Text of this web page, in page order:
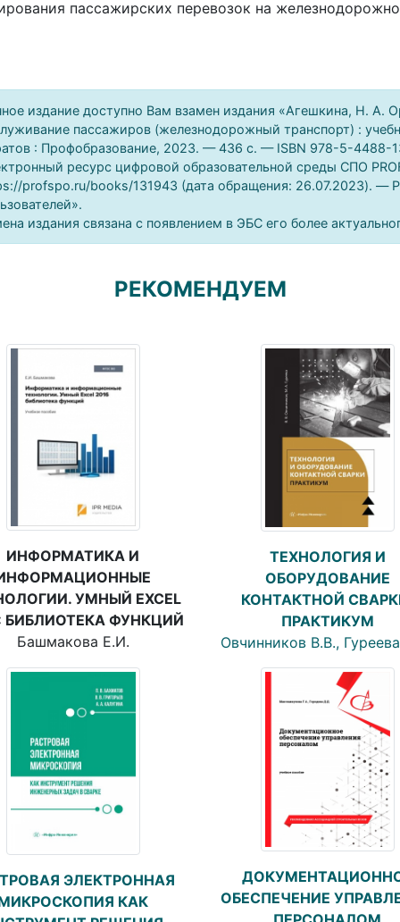
пассажирских перевозок на
издание доступно Вам взамен издания «Агешкина, Н. А.
пассажиров (железнодорожный транспорт) :
: Профобразование, 2023. — 436 c. — ISBN 978-5-4488-
ресурс цифровой образовательной среды СПО
profspo.ru/books/131943 (дата обращения: 26.07.2023). —
издания связана с появлением в ЭБС его более
РЕКОМЕНДУЕМ
ИНФОРМАТИКА И
УМНЫЙ EXCEL
БИБЛИОТЕКА ФУНКЦИЙ
Башмакова Е.И.
ТЕХНОЛОГИЯ И
ОБОРУДОВАНИЕ
КОНТАКТНОЙ
ПРАКТИКУМ
Овчинников В.В.,
ЭЛЕКТРОННАЯ
КАК
ОБЕСПЕЧЕНИЕ